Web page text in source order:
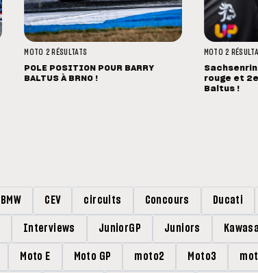
MOTO 2 RÉSULTATS
POLE POSITION POUR BARRY
BALTUS À BRNO !
MOTO 2
rouge et
Baltus !
BMW CEV circuits Concours Ducati
Interviews JuniorGP Juniors
Moto E Moto GP moto2 Moto3